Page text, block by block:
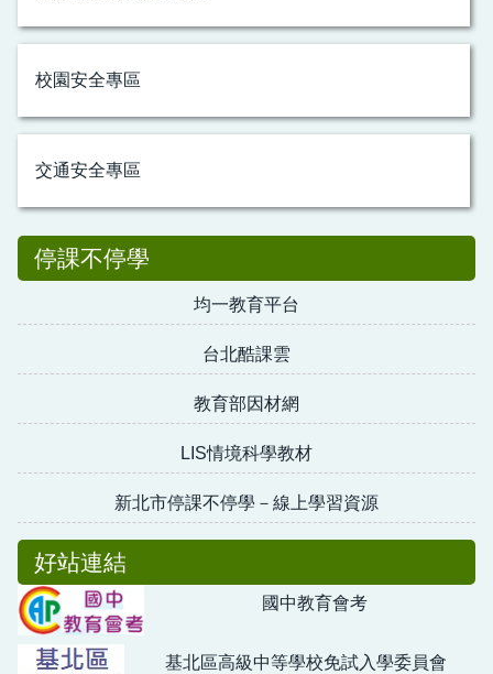
校園安全專區
交通安全專區
停課不停學
均一教育平台
台北酷課雲
教育部因材網
LIS情境科學教材
新北市停課不停學－線上學習資源
好站連結
國中教育會考
基北區高級中等學校免試入學委員會